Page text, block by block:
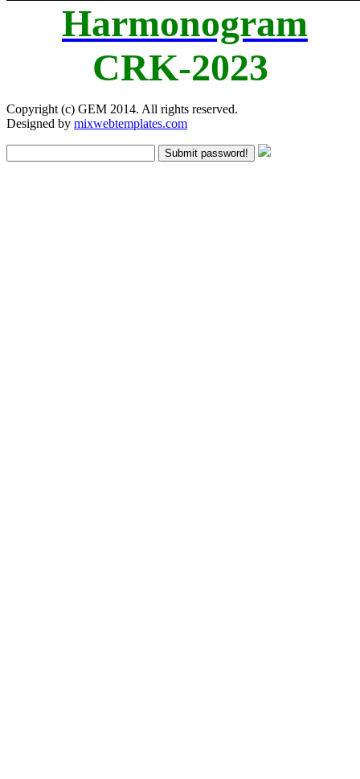
Harmonogram
CRK-2023
Copyright (c) GEM 2014. All rights reserved.
Designed by mixwebtemplates.com
Submit password!